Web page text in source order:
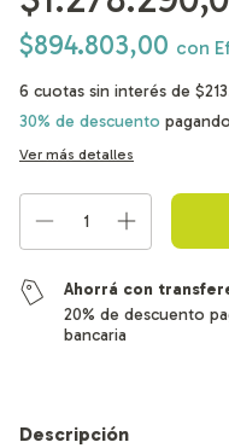
$894.803,00 con
6 cuotas sin interés de
30% de descuento
Ver más detalles
Ahorrá con
20% de descuento
bancaria
Descripción